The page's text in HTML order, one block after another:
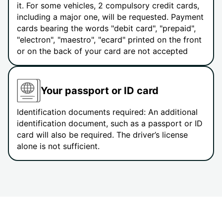
it. For some vehicles, 2 compulsory credit cards,
including a major one, will be requested. Payment
cards bearing the words "debit card", "prepaid",
"electron", "maestro", "ecard" printed on the front
or on the back of your card are not accepted
Your passport or ID card
Identification documents required: An additional
identification document, such as a passport or ID
card will also be required. The driver’s license
alone is not sufficient.